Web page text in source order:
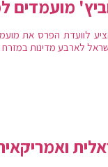
מועמדים
לוועדת הפרס את
ישראל לארבע מדינות